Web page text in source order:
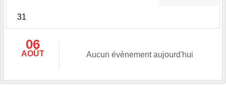
31
06
AOÛT Aucun évènement aujourd'hui